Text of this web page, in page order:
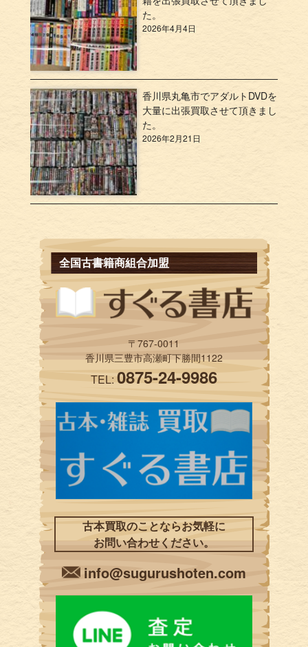
た。
2026年4月4日
香川県丸亀市でアダルトDVDを
大量に出張買取させて頂きまし
た。
2026年2月21日
全国古書籍商組合加盟
〒767-0011
香川県三豊市高瀬町下勝間1122
TEL:0875-24-9986
古本買取のことならお気軽に
お問い合わせください。
info@sugurushoten.com